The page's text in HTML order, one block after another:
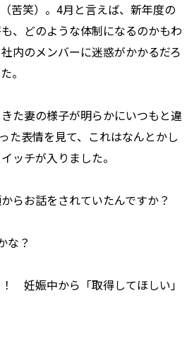
苦笑）。4月と言えば、新年度の
、どのような体制になるのかもわ
内のメンバーに迷惑がかかるだろ
。
た妻の様子が明らかにいつもと違
た表情を見て、これはなんとかし
ッチが入りました。
からお話をされていたんですか？
な？
妊娠中から「取得してほしい」